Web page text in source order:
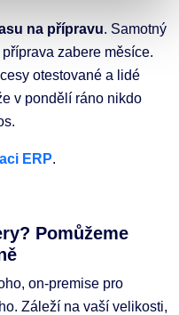
na přípravu. Samotný
zabere měsíce.
otestované a lidé
v pondělí ráno nikdo
ERP.
Pomůžeme
on-premise pro
Záleží na vaší velikosti,